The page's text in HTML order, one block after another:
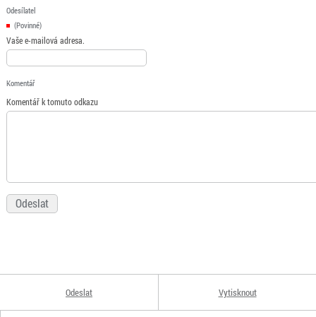
Odesílatel
(Povinné)
Vaše e-mailová adresa.
Komentář
Komentář k tomuto odkazu
Odeslat Vytisknout